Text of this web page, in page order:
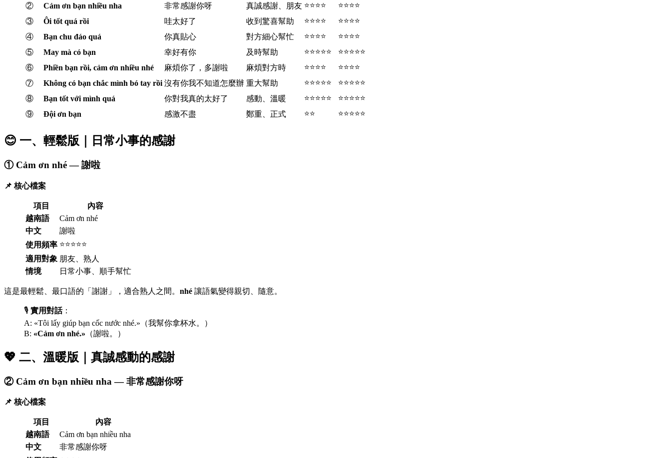
②
Cảm ơn bạn nhiều nha 非常感謝你呀 真誠感謝、朋友 ⭐⭐⭐⭐
⭐⭐⭐⭐
③
Ôi tốt quá rồi 哇太好了 收到驚喜幫助 ⭐⭐⭐⭐
⭐⭐⭐⭐
④
Bạn chu đáo quá 你真貼心 對方細心幫忙 ⭐⭐⭐⭐
⭐⭐⭐⭐
⑤
May mà có bạn 幸好有你 及時幫助 ⭐⭐⭐⭐⭐
⭐⭐⭐⭐⭐
⑥
Phiền bạn rồi, cảm ơn nhiều nhé 麻煩你了，多謝啦 麻煩對方時 ⭐⭐⭐⭐
⭐⭐⭐⭐
⑦
Không có bạn chắc mình bó tay rồi 沒有你我不知道怎麼辦 重大幫助 ⭐⭐⭐⭐⭐
⭐⭐⭐⭐⭐
⑧
Bạn tốt với mình quá 你對我真的太好了 感動、溫暖 ⭐⭐⭐⭐⭐
⭐⭐⭐⭐⭐
⑨
Đội ơn bạn 感激不盡 鄭重、正式 ⭐⭐ ⭐⭐⭐⭐⭐
😊 一、輕鬆版｜日常小事的感謝
① Cảm ơn nhé — 謝啦
📌 核心檔案
項目
內容
越南語
Cảm ơn nhé
中文
謝啦
使用頻率 ⭐⭐⭐⭐⭐
適用對象 朋友、熟人
情境
日常小事、順手幫忙
這是最輕鬆、最口語的「謝謝」，適合熟人之間。 nhé 讓語氣變得親切、隨意。
🎙️ 實用對話：
A: «Tôi lấy giúp bạn cốc nước nhé.»（我幫你拿杯水。）
B: «Cảm ơn nhé.» （謝啦。）
💖 二、溫暖版｜真誠感動的感謝
② Cảm ơn bạn nhiều nha — 非常感謝你呀
📌 核心檔案
項目
內容
越南語
Cảm ơn bạn nhiều nha
中文
非常感謝你呀